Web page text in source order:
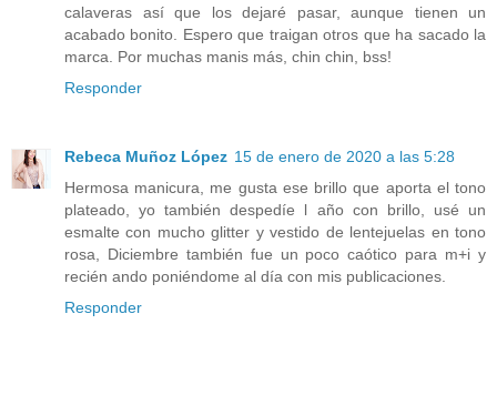
calaveras así que los dejaré pasar, aunque tienen un
acabado bonito. Espero que traigan otros que ha sacado la
marca. Por muchas manis más, chin chin, bss!
Responder
Rebeca Muñoz López 15 de enero de 2020 a las 5:28
Hermosa manicura, me gusta ese brillo que aporta el tono
plateado, yo también despedíe l año con brillo, usé un
esmalte con mucho glitter y vestido de lentejuelas en tono
rosa, Diciembre también fue un poco caótico para m+i y
recién ando poniéndome al día con mis publicaciones.
Responder